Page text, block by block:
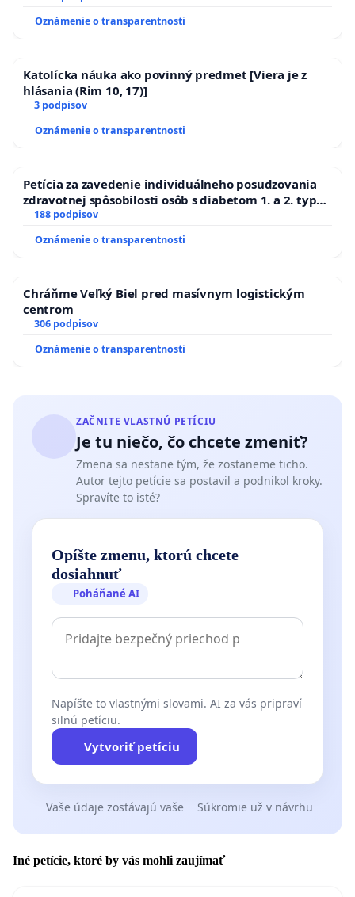
Oznámenie o transparentnosti
Katolícka náuka ako povinný predmet [Viera je z
hlásania (Rim 10, 17)]
3 podpisov
Oznámenie o transparentnosti
Petícia za zavedenie individuálneho posudzovania
zdravotnej spôsobilosti osôb s diabetom 1. a 2. typu
pri prijímaní do Policajného zboru SR
188 podpisov
Oznámenie o transparentnosti
Chráňme Veľký Biel pred masívnym logistickým
centrom
306 podpisov
Oznámenie o transparentnosti
ZAČNITE VLASTNÚ PETÍCIU
Je tu niečo, čo chcete zmeniť?
Zmena sa nestane tým, že zostaneme ticho.
Autor tejto petície sa postavil a podnikol kroky.
Spravíte to isté?
Opíšte zmenu, ktorú chcete
dosiahnuť
Poháňané AI
Napíšte to vlastnými slovami. AI za vás pripraví
silnú petíciu.
Vytvoriť petíciu
Vaše údaje zostávajú vaše Súkromie už v návrhu
Iné petície, ktoré by vás mohli zaujímať